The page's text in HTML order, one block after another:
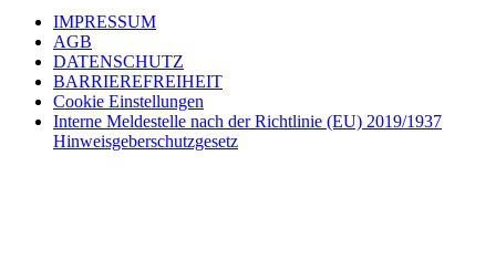
IMPRESSUM
AGB
DATENSCHUTZ
BARRIEREFREIHEIT
Cookie Einstellungen
Interne Meldestelle nach der Richtlinie (EU) 2019/1937
Hinweisgeberschutzgesetz